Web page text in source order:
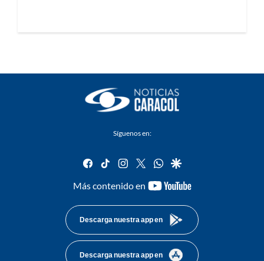
Síguenos en:
facebook
tiktok instagram
twitterwhatsapp
google
Más contenido en
youtube-
Descarga nuestra app en
Descarga nuestra app en